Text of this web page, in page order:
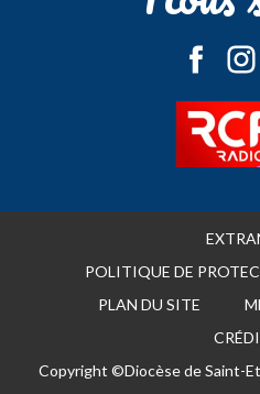
POLITIQUE DE
PLAN DU SITE
Copyright ©Diocèse de Saint-